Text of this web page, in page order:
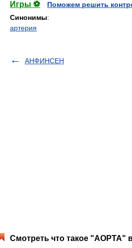
Игры ⚽
Поможем решить
Синонимы:
артерия
АНФИНСЕН
Смотреть что такое "АОРТА"